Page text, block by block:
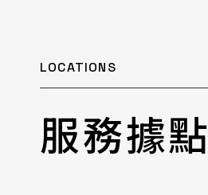
LOCATIONS
服務據點